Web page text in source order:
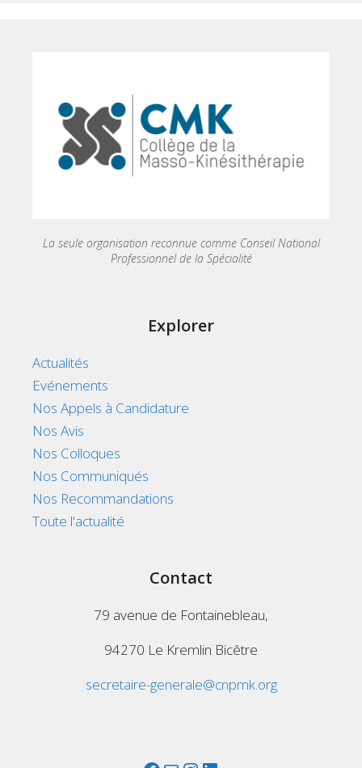
La seule organisation reconnue comme Conseil National
Professionnel de la Spécialité
Explorer
Actualités
Evénements
Nos Appels à Candidature
Nos Avis
Nos Colloques
Nos Communiqués
Nos Recommandations
Toute l'actualité
Contact
79 avenue de Fontainebleau,
94270 Le Kremlin Bicêtre
secretaire-generale@cnpmk.org